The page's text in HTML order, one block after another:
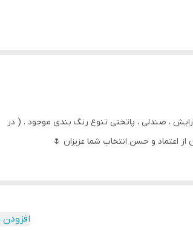
، صندلی ، پاتختی تنوع رنگ بندی موجود . ( در
اعتماد و حسن انتخاب شما عزیزان 🌷
افزودن